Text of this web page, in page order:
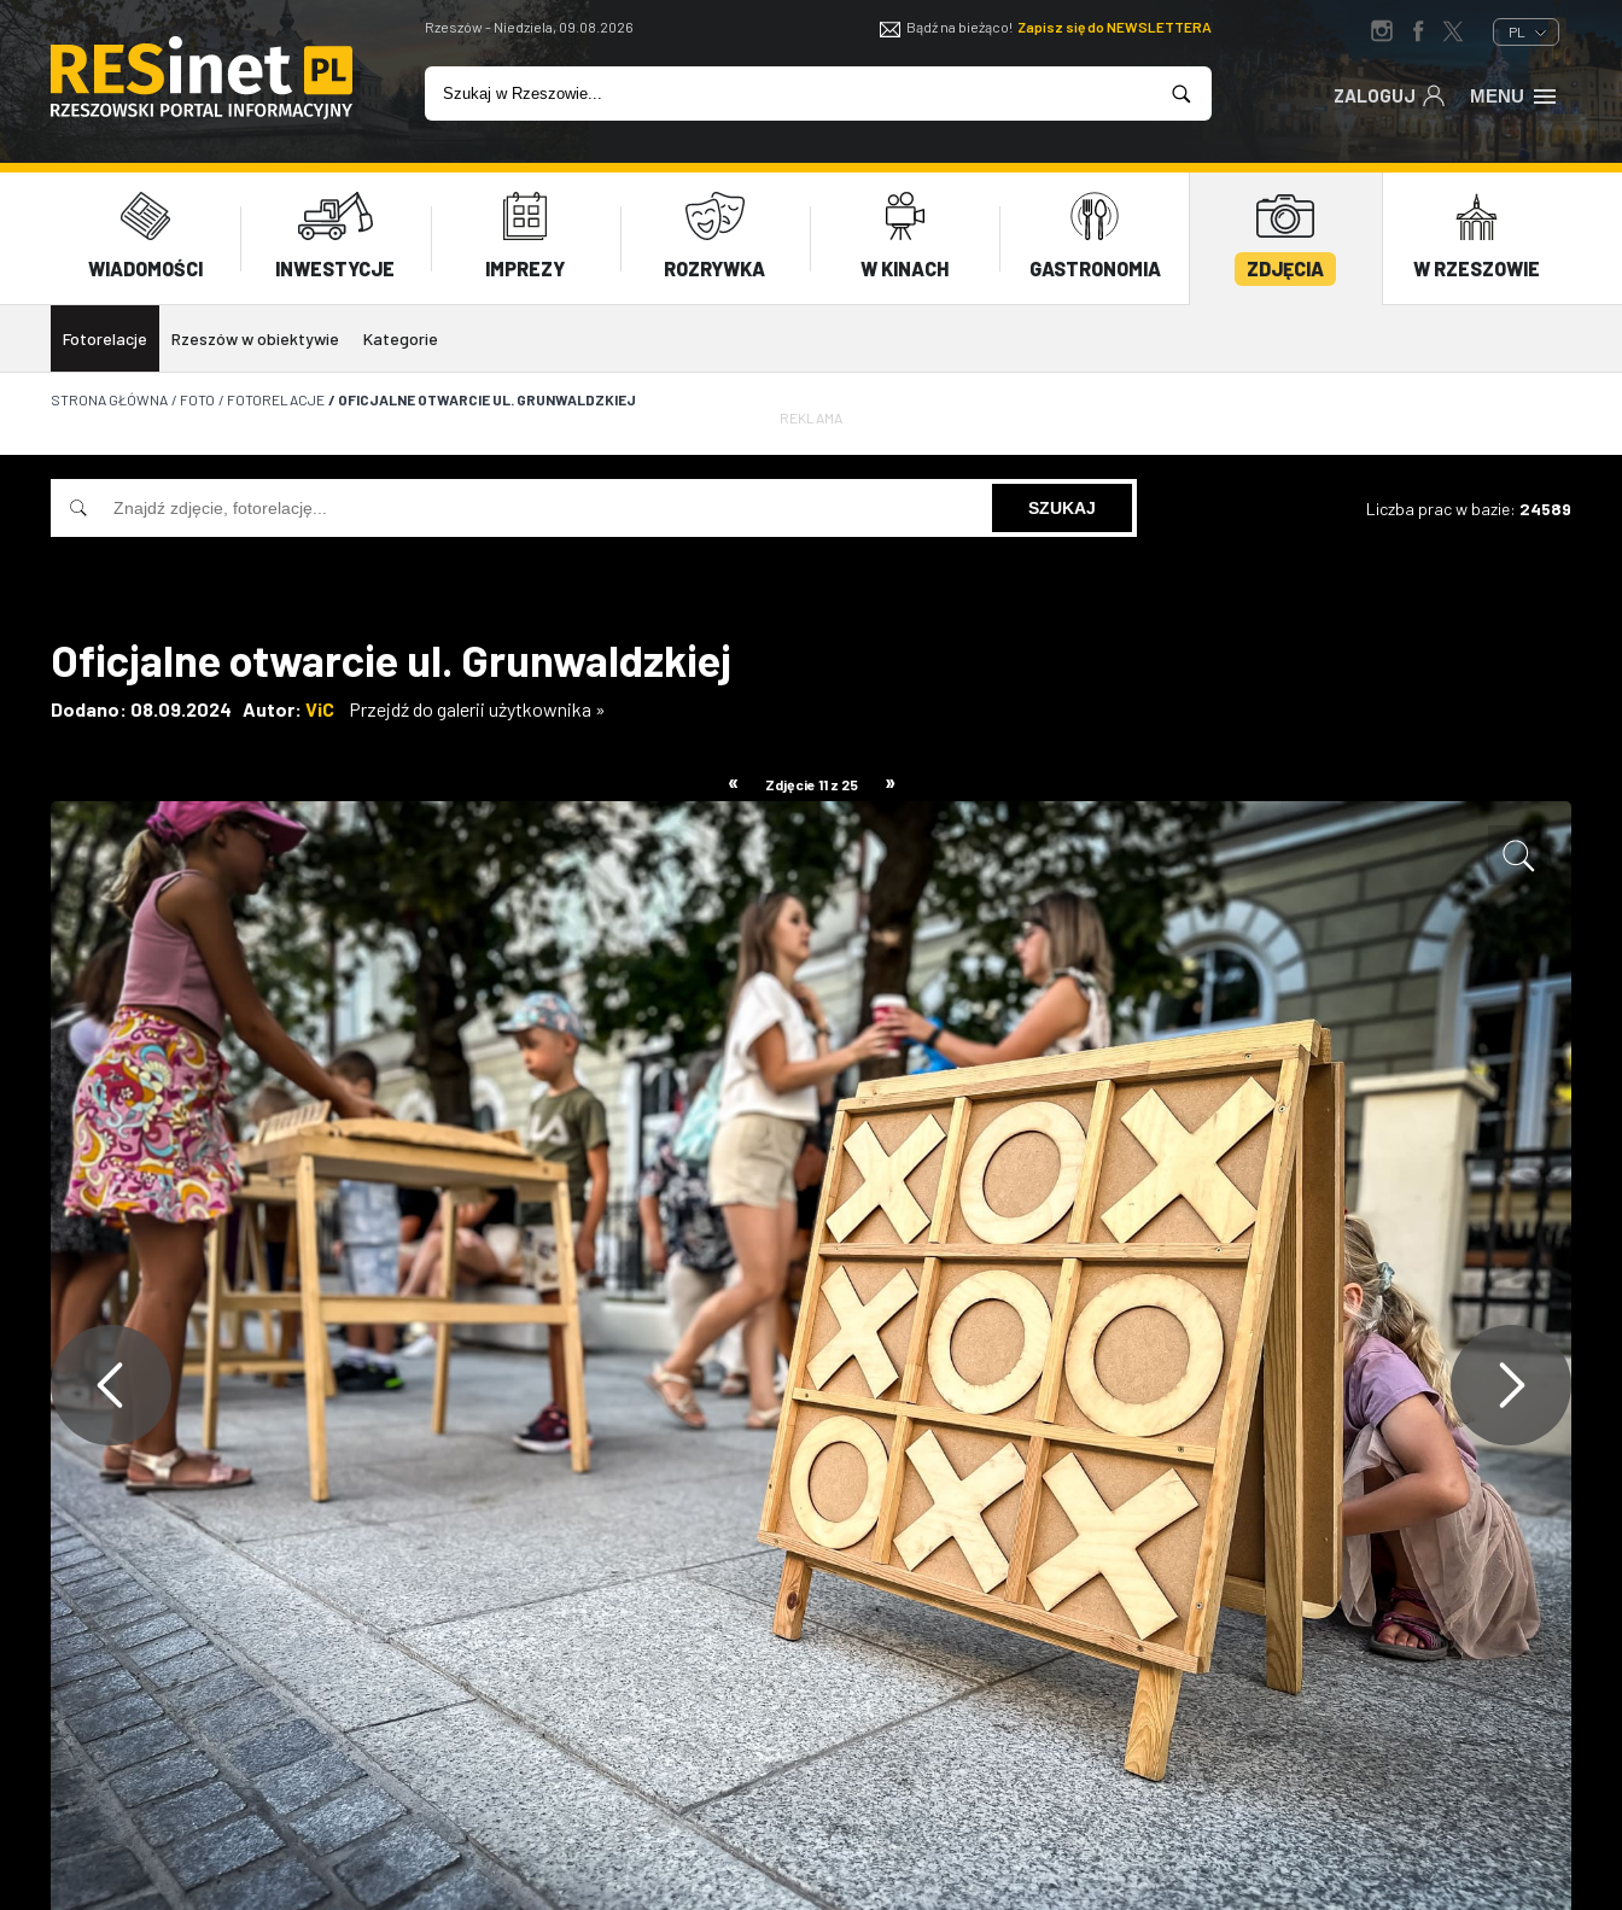
Rzeszów - Niedziela, 09.08.2026 Bądź na bieżąco! Zapisz się do NEWSLETTERA PL
ZALOGUJ MENU
WIADOMOŚCI INWESTYCJE IMPREZY ROZRYWKA W KINACH GASTRONOMIA ZDJĘCIA W RZESZOWIE
Fotorelacje Rzeszów w obiektywie Kategorie
STRONA GŁÓWNA / FOTO / FOTORELACJE / OFICJALNE OTWARCIE UL. GRUNWALDZKIEJ
REKLAMA
Liczba prac w bazie: 24589
Oficjalne otwarcie ul. Grunwaldzkiej
Dodano: 08.09.2024 Autor: ViC Przejdź do galerii użytkownika »
« Zdjęcie 11 z 25 »